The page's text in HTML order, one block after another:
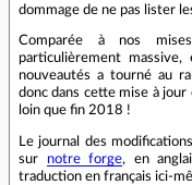
dommage de ne pas lister
Comparée à nos
particulièrement
nouveautés a tourné au
donc dans cette mise à
loin que fin 2018 !
Le journal des
sur
notre forge, en
traduction en français